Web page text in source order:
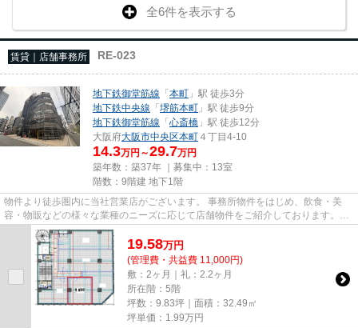
全6件を表示する
賃貸｜店舗事務所 RE-023
地下鉄御堂筋線 「本町 」駅 徒歩3分
地下鉄中央線 「堺筋本町 」駅 徒歩9分
地下鉄御堂筋線 「心斎橋 」駅 徒歩12分
大阪府大阪市中央区本町 ４丁目4-10
14.3万円～29.7万円
築年数：築37年 ｜募集中： 13室
階数：9階建 地下1階
物件より徒歩圏内に当社営業店がございます。 事務所物件をはじめ、飲食・美
容・物販などの様々な業種のニーズに応じて店舗物件をご紹介しております。
尚、弊社ではおとり広告は一切...
19.58万円
(管理費・共益費 11,000円)
敷：2ヶ月｜礼：2.2ヶ月
所在階：5階
坪数：9.83坪｜面積：32.49㎡
坪単価： 1.99万円